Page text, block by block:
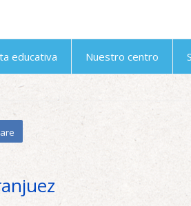
educativa Nuestro centro